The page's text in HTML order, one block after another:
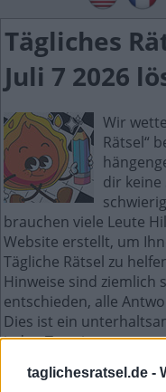
taglichesratsel.de -
Tägliches
Juli 7 2026
Wir
Rätsel“
dir keine
brauchen viele Leute
Website erstellt, um
Tägliche Rätsel zu
Hinweise sind ziemlich
entschieden, alle
Dies ist ein
jeden Tag einem
Hunderte von Rätseln
Spielen oder